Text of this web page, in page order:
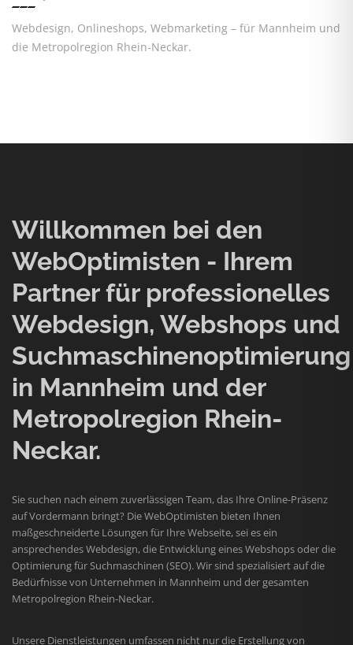
Webdesign, Onlineshops, Webmarketing – für Mannheim und
die Metropolregion Rhein-Neckar.
Willkommen bei den
WebOptimisten - Ihrem
Partner für professionelles
Webdesign, Webshops und
Suchmaschinenoptimierung
in Mannheim und der
Metropolregion Rhein-
Neckar.
Sie suchen nach einem zuverlässigen Team, das Ihre Online-Präsenz
auf Vordermann bringt? Die WebOptimisten bieten Ihnen
maßgeschneiderte Lösungen für Ihre Webseite, sei es ein
ansprechendes Webdesign, die Entwicklung eines Webshops oder die
Optimierung für Suchmaschinen (SEO). Wir sind spezialisiert auf die
Bedürfnisse von Unternehmen in Mannheim und der gesamten
Metropolregion Rhein-Neckar.
Unsere Dienstleistungen umfassen nicht nur die Erstellung von